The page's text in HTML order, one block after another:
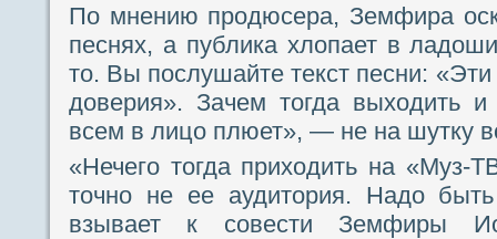
По мнению продюсера, Земфира
песнях, а публика хлопает в
то. Вы послушайте текст песни:
доверия». Зачем тогда выходить
всем в лицо плюет», — не на шутку
«Нечего тогда приходить на «Муз-
точно не ее аудитория. Надо
взывает к совести Земфиры